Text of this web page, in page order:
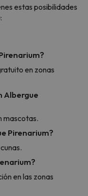
estas posibilidades
en zonas
Albergue
mascotas.
Pirenarium?
en las zonas